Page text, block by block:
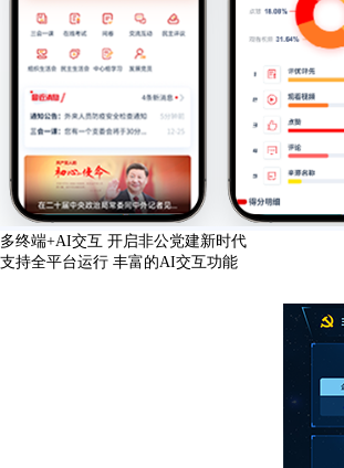
多终端+AI交互 开启非公党建新时代
支持全平台运行 丰富的AI交互功能